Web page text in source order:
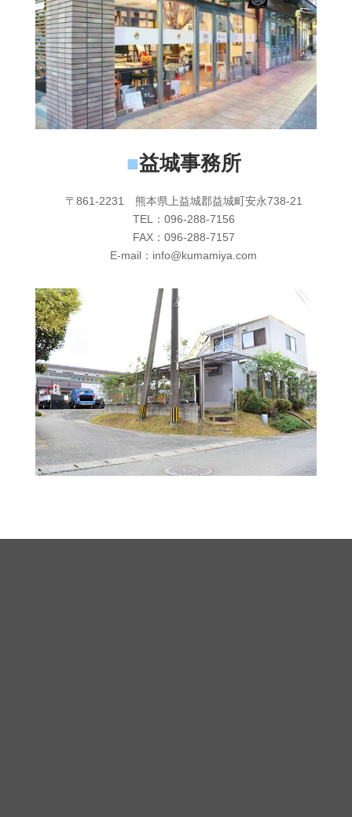
■益城事務所
〒861-2231 熊本県上益城郡益城町安永738-21
TEL：096-288-7156
FAX：096-288-7157
E-mail：info@kumamiya.com